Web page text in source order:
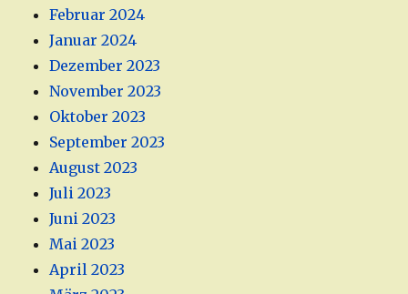
Februar 2024
Januar 2024
Dezember 2023
November 2023
Oktober 2023
September 2023
August 2023
Juli 2023
Juni 2023
Mai 2023
April 2023